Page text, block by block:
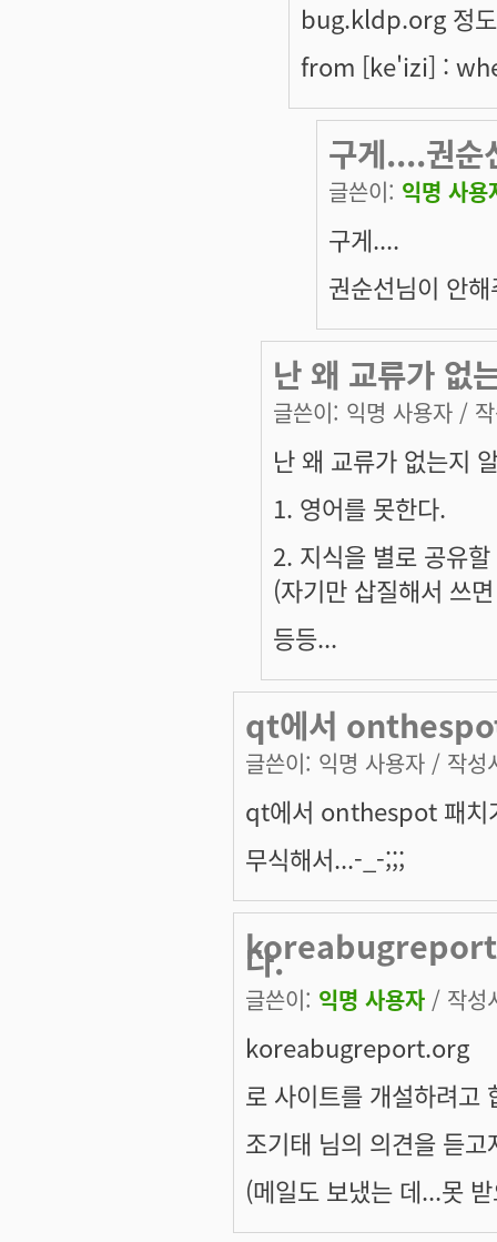
bug.kldp.org 정
from [ke'izi] :
구게....권순
글쓴이: 익명 사용
구게....
권순선님이 안
난 왜 교류가 없
글쓴이: 익명 사용자 /
난 왜 교류가 없는지
1. 영어를 못한다.
2. 지식을 별로 공유
(자기만 삽질해서 쓰
등등...
qt에서
글쓴이: 익명 사용자 / 작성
qt에서 onthespot 패치
무식해서...-_-;;;
다.
글쓴이: 익명 사용자 / 작성
koreabugreport.org
로 사이트를 개설하려고
조기태 님의 의견을 듣고
(메일도 보냈는 데...못